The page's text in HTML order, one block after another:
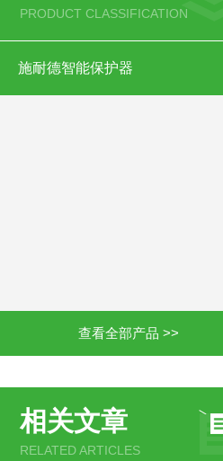
PRODUCT CLASSIFICATION
施耐德智能保护器
查看全部产品 >>
相关文章
RELATED ARTICLES